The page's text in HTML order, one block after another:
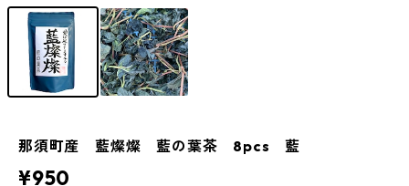
那須町産 藍燦燦 藍の葉茶 8pcs 藍
¥950